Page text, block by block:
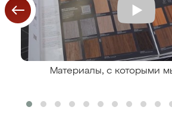
Материалы, с которыми